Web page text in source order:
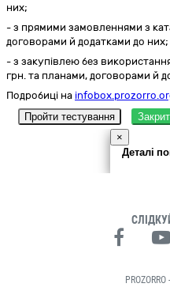
них;
- з прямими замовленнями з
договорами й додатками до них;
- з закупівлею без
грн. та планами, договорами й
Подробиці на
Пройти тестування
×
Деталі